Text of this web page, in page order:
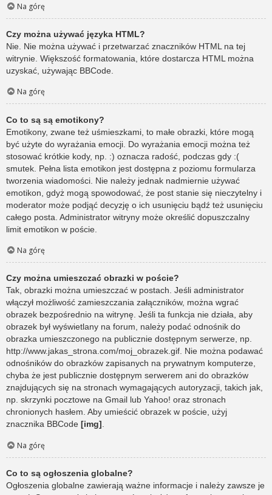
Na górę
Czy można używać języka HTML?
Nie. Nie można używać i przetwarzać znaczników HTML na tej
witrynie. Większość formatowania, które dostarcza HTML można
uzyskać, używając BBCode.
Na górę
Co to są są emotikony?
Emotikony, zwane też uśmieszkami, to małe obrazki, które mogą
być użyte do wyrażania emocji. Do wyrażania emocji można też
stosować krótkie kody, np. :) oznacza radość, podczas gdy :(
smutek. Pełna lista emotikon jest dostępna z poziomu formularza
tworzenia wiadomości. Nie należy jednak nadmiernie używać
emotikon, gdyż mogą spowodować, że post stanie się nieczytelny i
moderator może podjąć decyzję o ich usunięciu bądź też usunięciu
całego posta. Administrator witryny może określić dopuszczalny
limit emotikon w poście.
Na górę
Czy można umieszczać obrazki w poście?
Tak, obrazki można umieszczać w postach. Jeśli administrator
włączył możliwość zamieszczania załączników, można wgrać
obrazek bezpośrednio na witrynę. Jeśli ta funkcja nie działa, aby
obrazek był wyświetlany na forum, należy podać odnośnik do
obrazka umieszczonego na publicznie dostępnym serwerze, np.
http://www.jakas_strona.com/moj_obrazek.gif. Nie można podawać
odnośników do obrazków zapisanych na prywatnym komputerze,
chyba że jest publicznie dostępnym serwerem ani do obrazków
znajdujących się na stronach wymagających autoryzacji, takich jak,
np. skrzynki pocztowe na Gmail lub Yahoo! oraz stronach
chronionych hasłem. Aby umieścić obrazek w poście, użyj
znacznika BBCode [img].
Na górę
Co to są ogłoszenia globalne?
Ogłoszenia globalne zawierają ważne informacje i należy zawsze je